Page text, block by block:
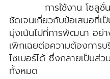
การใช้งาน โซลูชั่น
ชัดเจนเกี่ยวกับข้อเสนอที่
มุ่งเน้นไปที่การพัฒนา อย่า
เพิกเฉยต่อความต้องการ
ไซเบอร์ได้ ซึ่งกลายเป็นส่
ทั้งหมด